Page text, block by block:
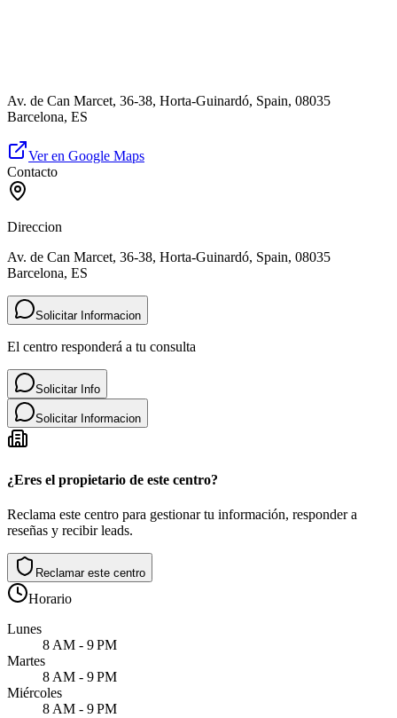
Av. de Can Marcet, 36-38, Horta-Guinardó, Spain, 08035
Barcelona, ES
Ver en Google Maps
Contacto
Direccion
Av. de Can Marcet, 36-38, Horta-Guinardó, Spain, 08035
Barcelona, ES
Solicitar Informacion
El centro responderá a tu consulta
Solicitar Info
Solicitar Informacion
¿Eres el propietario de este centro?
Reclama este centro para gestionar tu información, responder a
reseñas y recibir leads.
Reclamar este centro
Horario
Lunes
8 AM - 9 PM
Martes
8 AM - 9 PM
Miércoles
8 AM - 9 PM